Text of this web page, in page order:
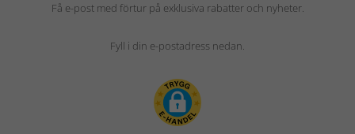
Få e-post med förtur på exklusiva rabatter och nyheter.
Fyll i din e-postadress nedan.